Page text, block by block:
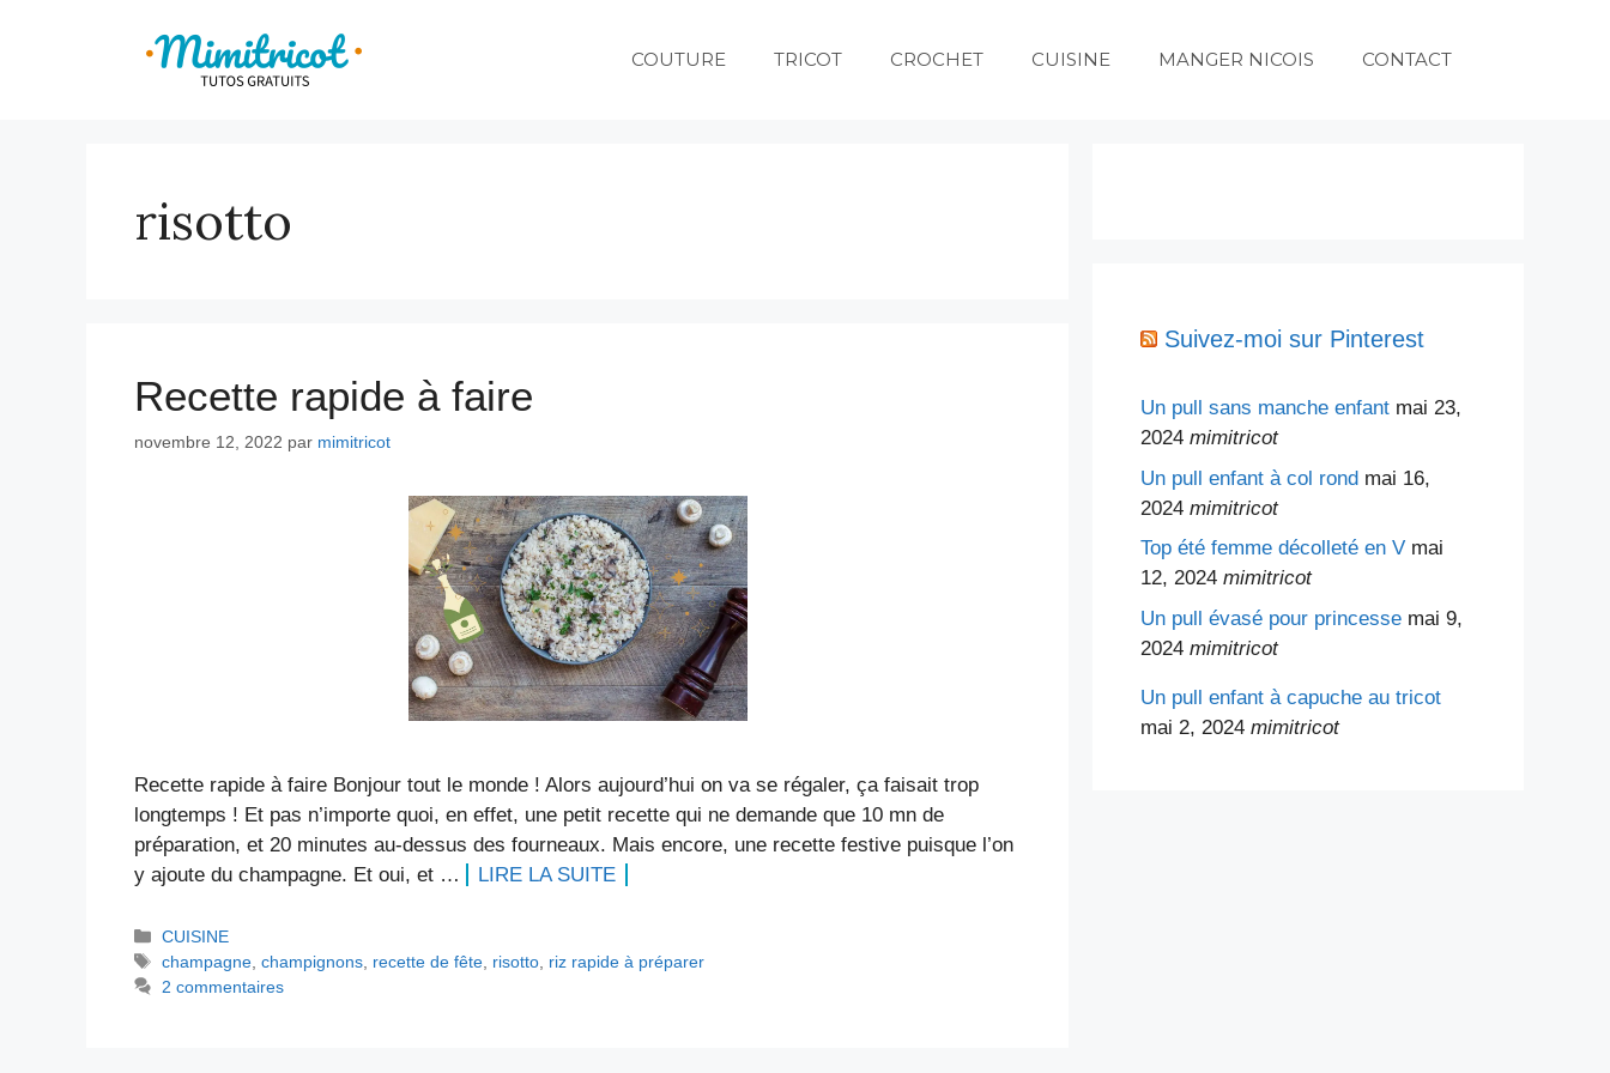
COUTURE TRICOT CROCHET CUISINE MANGER NICOIS CONTACT
risotto
Recette rapide à faire
novembre 12, 2022 par mimitricot
Recette rapide à faire Bonjour tout le monde ! Alors aujourd’hui on va se régaler, ça faisait trop
longtemps ! Et pas n’importe quoi, en effet, une petit recette qui ne demande que 10 mn de
préparation, et 20 minutes au-dessus des fourneaux. Mais encore, une recette festive puisque l’on
y ajoute du champagne. Et oui, et …
LIRE LA SUITE
Catégories
CUISINE
Étiquettes
champagne ,champignons recette de fête risotto riz rapide à préparer
2 commentaires
Suivez-moi sur Pinterest
Un pull sans manche enfant mai 23,
2024 mimitricot
Un pull enfant à col rond mai 16,
2024 mimitricot
Top été femme décolleté en V mai
12, 2024 mimitricot
Un pull évasé pour princesse mai 9,
2024 mimitricot
Un pull enfant à capuche au tricot
mai 2, 2024 mimitricot